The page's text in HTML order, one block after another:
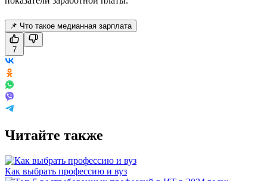
📌 Что такое медианная зарплата
7
Читайте также
Как выбрать профессию и вуз